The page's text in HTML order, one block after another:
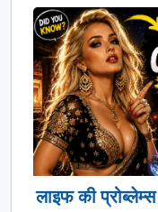
लाइफ की प्रोब्लेम्स